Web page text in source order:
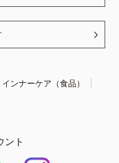
インナーケア（食品）
ント